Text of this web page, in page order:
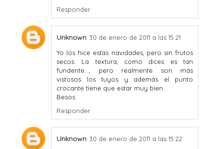
Responder
Unknown 30 de enero de 2011 a las 15:21
Yo los hice estas navidades, pero sin frutos
secos. La textura, como dices es tan
fundente..., pero realmente son más
vistosos los tuyos y además el punto
crocante tiene que estar muy bien...
Besos
Responder
Unknown 30 de enero de 2011 a las 15:22